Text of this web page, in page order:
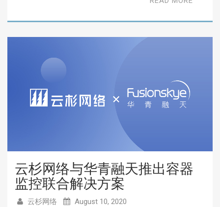
云杉网络与华青融天推出容器
监控联合解决方案
云杉网络
August 10, 2020